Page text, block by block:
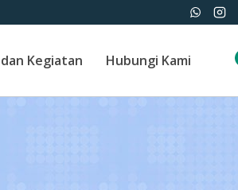
Kegiatan Hubungi Kami